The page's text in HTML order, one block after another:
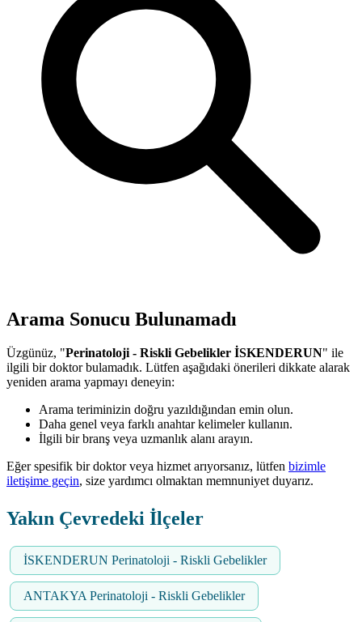
Arama Sonucu Bulunamadı
Üzgünüz, "Perinatoloji - Riskli Gebelikler İSKENDERUN" ile
ilgili bir doktor bulamadık. Lütfen aşağıdaki önerileri dikkate alarak
yeniden arama yapmayı deneyin:
Arama teriminizin doğru yazıldığından emin olun.
Daha genel veya farklı anahtar kelimeler kullanın.
İlgili bir branş veya uzmanlık alanı arayın.
Eğer spesifik bir doktor veya hizmet arıyorsanız, lütfen bizimle
iletişime geçin, size yardımcı olmaktan memnuniyet duyarız.
Yakın Çevredeki İlçeler
İSKENDERUN Perinatoloji - Riskli Gebelikler
ANTAKYA Perinatoloji - Riskli Gebelikler